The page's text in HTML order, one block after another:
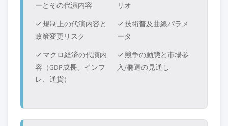
ーとその代演内容
リオ
✓ 規制上の代演内容と
政策変更リスク
✓ 技術普及曲線パラメ
ータ
✓ マクロ経済の代演内
容（GDP成長、インフ
レ、通貨）
✓ 競争の動態と市場参
入/椭退の見通し